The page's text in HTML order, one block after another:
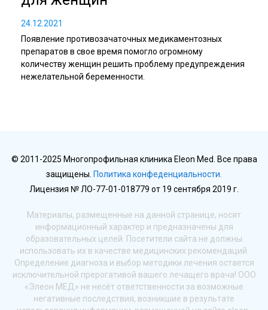
24.12.2021
Появление противозачаточных медикаментозных
препаратов в свое время помогло огромному
количеству женщин решить проблему предупреждения
нежелательной беременности.
© 2011-2025 Многопрофильная клиника Eleon Med. Все права
защищены. Политика конфеденциальности.
Лицензия № ЛО-77-01-018779 от 19 сентября 2019 г.
Материалы, размещенные на данной странице, носят
информационный характер и предназначены для
образовательных целей. Посетители сайта не должны
использовать их в качестве медицинских рекомендаций.
Определение диагноза и выбор методики лечения остается
исключительной прерогативой вашего лечащего врача! ООО
«Элеон МЕД» не несёт ответственности за возможные
негативные последствия, возникшие в результате